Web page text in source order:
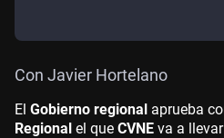
Con Javier Hortelano
El Gobierno regional aprueba
Regional el que CVNE va a